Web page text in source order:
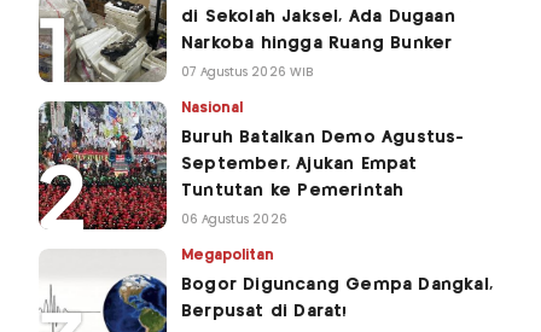
di Sekolah Jaksel, Ada Dugaan
Narkoba hingga Ruang Bunker
07 Agustus 2026 WIB
Nasional
Buruh Batalkan Demo Agustus-
September, Ajukan Empat
Tuntutan ke Pemerintah
06 Agustus 2026
Megapolitan
Bogor Diguncang Gempa Dangkal,
Berpusat di Darat!